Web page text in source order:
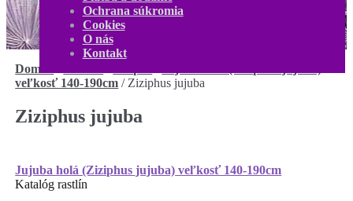
Ochrana súkromia
Cookies
O nás
Kontakt
€ 0 produktov
Domov
veľkosť 140-190cm / Ziziphus jujuba
Ziziphus jujuba
Navigácia
v
Predchádzajúci
článok:
Jujuba holá (Ziziphus jujuba) veľkosť 140-190cm
Katalóg rastlín